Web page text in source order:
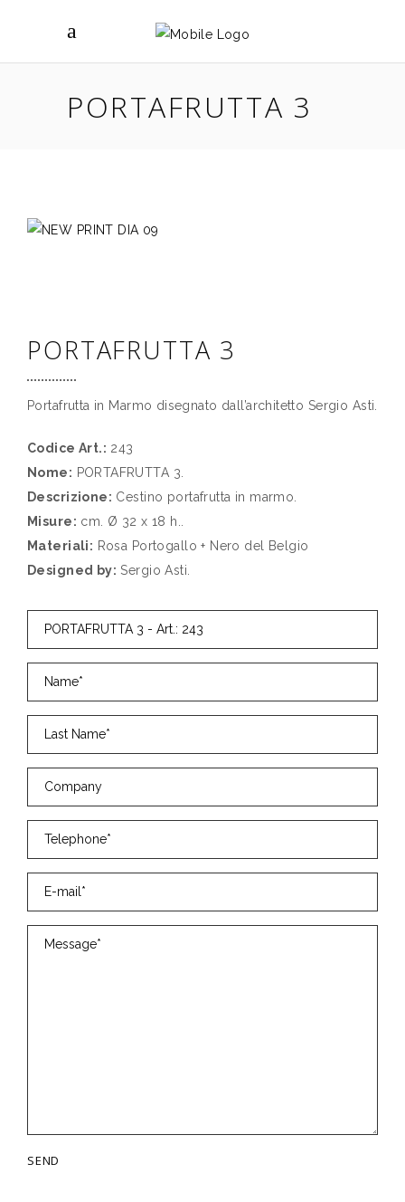
PORTAFRUTTA 3
PORTAFRUTTA 3
Portafrutta in Marmo disegnato dall’architetto Sergio Asti.
Codice Art.: 243
Nome: PORTAFRUTTA 3.
Descrizione: Cestino portafrutta in marmo.
Misure: cm. Ø 32 x 18 h..
Materiali: Rosa Portogallo + Nero del Belgio
Designed by: Sergio Asti.